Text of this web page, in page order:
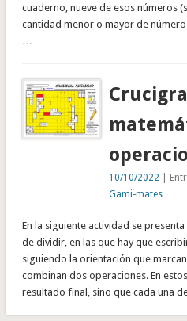
cuaderno, nueve de esos números
cantidad menor o mayor de
…
10/10/2022 |
Gami-mates
En la siguiente actividad se
de dividir, en las que hay que
siguiendo la orientación que
combinan dos operaciones. En
resultado final, sino que cada una